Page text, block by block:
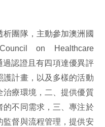
團隊，主動參加澳洲國
on Healthcare
認證且有四項達優異評
計畫，以及多樣的活動
治療環境，二、提供優質
的不同需求，三、專注於
監督與流程管理，提供安